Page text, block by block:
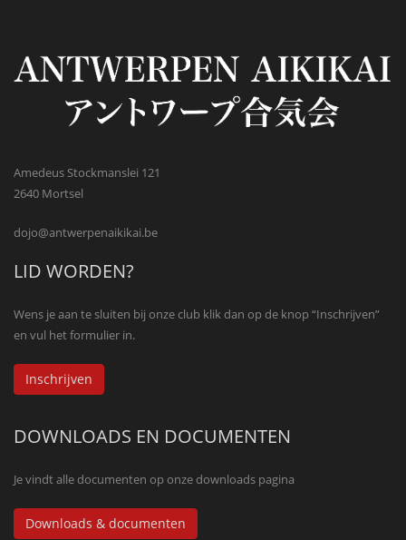
Amedeus Stockmanslei 121
2640 Mortsel
dojo@antwerpenaikikai.be
LID WORDEN?
Wens je aan te sluiten bij onze club klik dan op de knop “Inschrijven”
en vul het formulier in.
Inschrijven
DOWNLOADS EN DOCUMENTEN
Je vindt alle documenten op onze downloads pagina
Downloads & documenten